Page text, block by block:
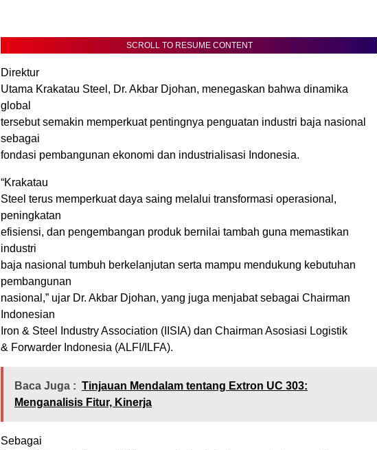
SCROLL TO RESUME CONTENT
Direktur
Utama Krakatau Steel, Dr. Akbar Djohan, menegaskan bahwa dinamika
global
tersebut semakin memperkuat pentingnya penguatan industri baja nasional
sebagai
fondasi pembangunan ekonomi dan industrialisasi Indonesia.
“Krakatau
Steel terus memperkuat daya saing melalui transformasi operasional,
peningkatan
efisiensi, dan pengembangan produk bernilai tambah guna memastikan
industri
baja nasional tumbuh berkelanjutan serta mampu mendukung kebutuhan
pembangunan
nasional,” ujar Dr. Akbar Djohan, yang juga menjabat sebagai Chairman
Indonesian
Iron & Steel Industry Association (IISIA) dan Chairman Asosiasi Logistik
& Forwarder Indonesia (ALFI/ILFA).
Baca Juga : Tinjauan Mendalam tentang Extron UC 303:
Menganalisis Fitur, Kinerja
Sebagai